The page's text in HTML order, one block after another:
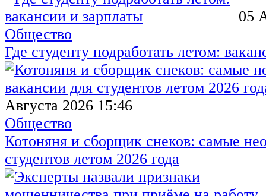
05
Общество
Где студенту подработать летом:
Августа 2026 15:46
Общество
Котоняня и сборщик снеков: самые
студентов летом 2026 года